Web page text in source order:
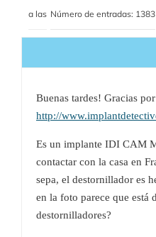
a las Número de entradas: 1383
Buenas tardes! Gracias
http://
Es un implante IDI CAM
contactar con la casa en
sepa, el destornillador es
en la foto parece que está
destornilladores?